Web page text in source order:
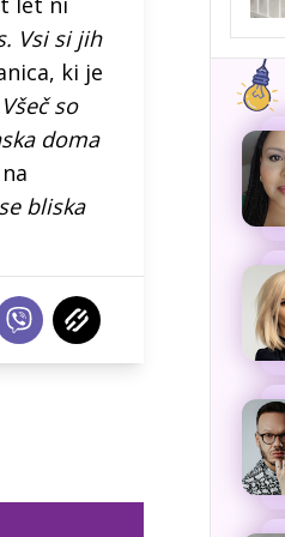
Vsi si jih
ki je
so
doma
bliska